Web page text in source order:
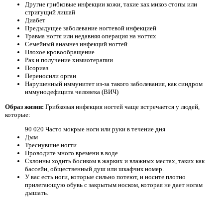
Другие грибковые инфекции кожи, такие как микоз стопы или
стригущий лишай
Диабет
Предыдущее заболевание ногтевой инфекцией
Травма ногтя или недавняя операция на ногтях
Семейный анамнез инфекций ногтей
Плохое кровообращение
Рак и получение химиотерапии
Псориаз
Переносили орган
Нарушенный иммунитет из-за такого заболевания, как синдром
иммунодефицита человека (ВИЧ)
Образ жизни: Грибковая инфекция ногтей чаще встречается у людей,
которые:
90 020 Часто мокрые ноги или руки в течение дня
Дым
Треснувшие ногти
Проводите много времени в воде
Склонны ходить босиком в жарких и влажных местах, таких как
бассейн, общественный душ или шкафчик номер.
У вас есть ноги, которые сильно потеют, и носите плотно
прилегающую обувь с закрытым носком, которая не дает ногам
дышать.